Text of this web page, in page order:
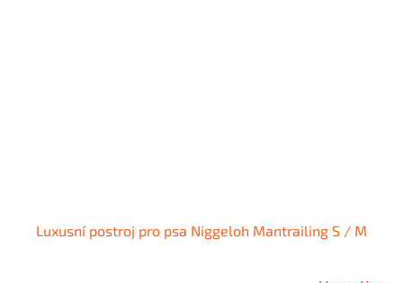
Luxusní postroj pro psa Niggeloh Mantrailing S / M